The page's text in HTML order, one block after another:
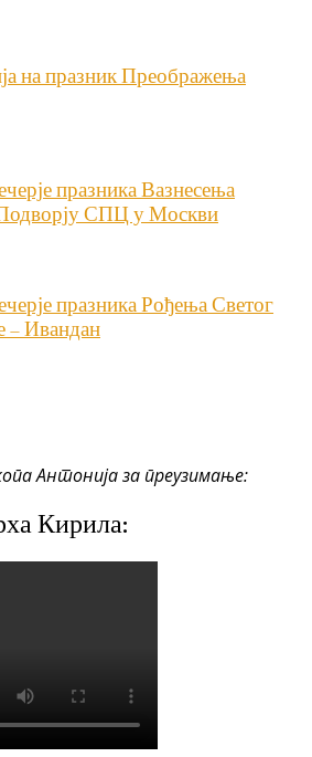
на празник Преображења
празника Вазнесења
СПЦ у Москви
празника Рођења Светог
– Ивандан
Антонија за преузимање:
Кирила: